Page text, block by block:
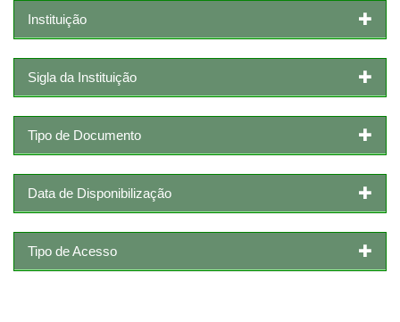
Instituição
Sigla da Instituição
Tipo de Documento
Data de Disponibilização
Tipo de Acesso